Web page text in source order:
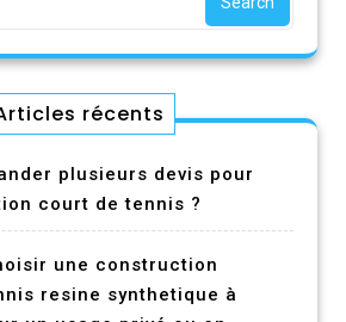
récents
plusieurs devis pour
court de tennis ?
une construction
resine synthetique à